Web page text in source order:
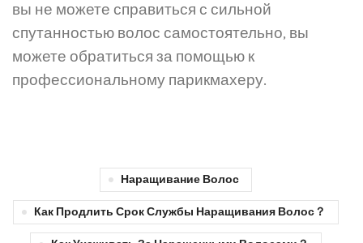
вы не можете справиться с сильной
спутанностью волос самостоятельно, вы
можете обратиться за помощью к
профессиональному парикмахеру.
Наращивание Волос
Как Продлить Срок Службы Наращивания Волос？